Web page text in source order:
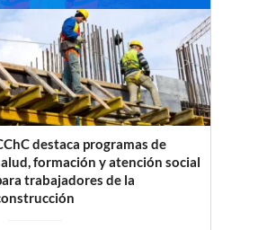
destaca programas de
formación y atención social
trabajadores de la